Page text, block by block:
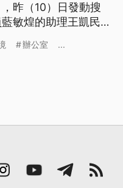
昨（10）日發動搜
敏煌的助理王凱民，
並限制出境出海，另
辦公室 ...